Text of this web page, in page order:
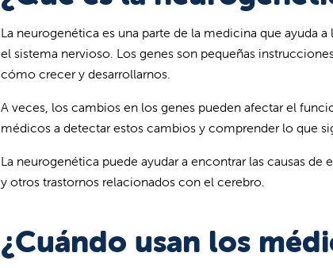
La neurogenética es una parte de la medicina que ayuda
el sistema nervioso. Los genes son pequeñas
cómo crecer y desarrollarnos.
A veces, los cambios en los genes pueden afectar el
médicos a detectar estos cambios y comprender lo que
La neurogenética puede ayudar a encontrar las causas
y otros trastornos relacionados con el cerebro.
¿Cuándo usan los